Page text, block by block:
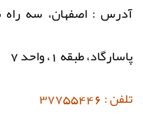
آدرس : اصفهان، سه راه
پاسارگاد، طبقه 1، واحد 7
تلفن : 37755446